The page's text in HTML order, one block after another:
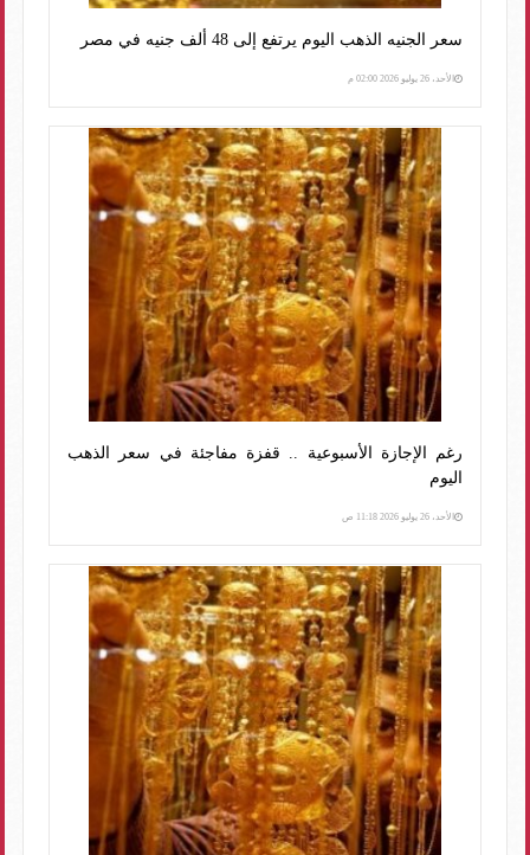
سعر الجنيه الذهب اليوم يرتفع إلى 48 ألف جنيه في مصر
الأحد، 26 يوليو 2026 02:00 م
رغم الإجازة الأسبوعية .. قفزة مفاجئة في سعر الذهب
اليوم
الأحد، 26 يوليو 2026 11:18 ص